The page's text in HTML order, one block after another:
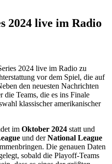
2024 live im Radio
2024 live im Radio zu
vor dem Spiel, die auf
den neuesten Nachrichten
die Teams, die es ins Finale
klassischer amerikanischer
im Oktober 2024 statt und
und derNational League
Die genauen Daten
sobald die Playoff-Teams